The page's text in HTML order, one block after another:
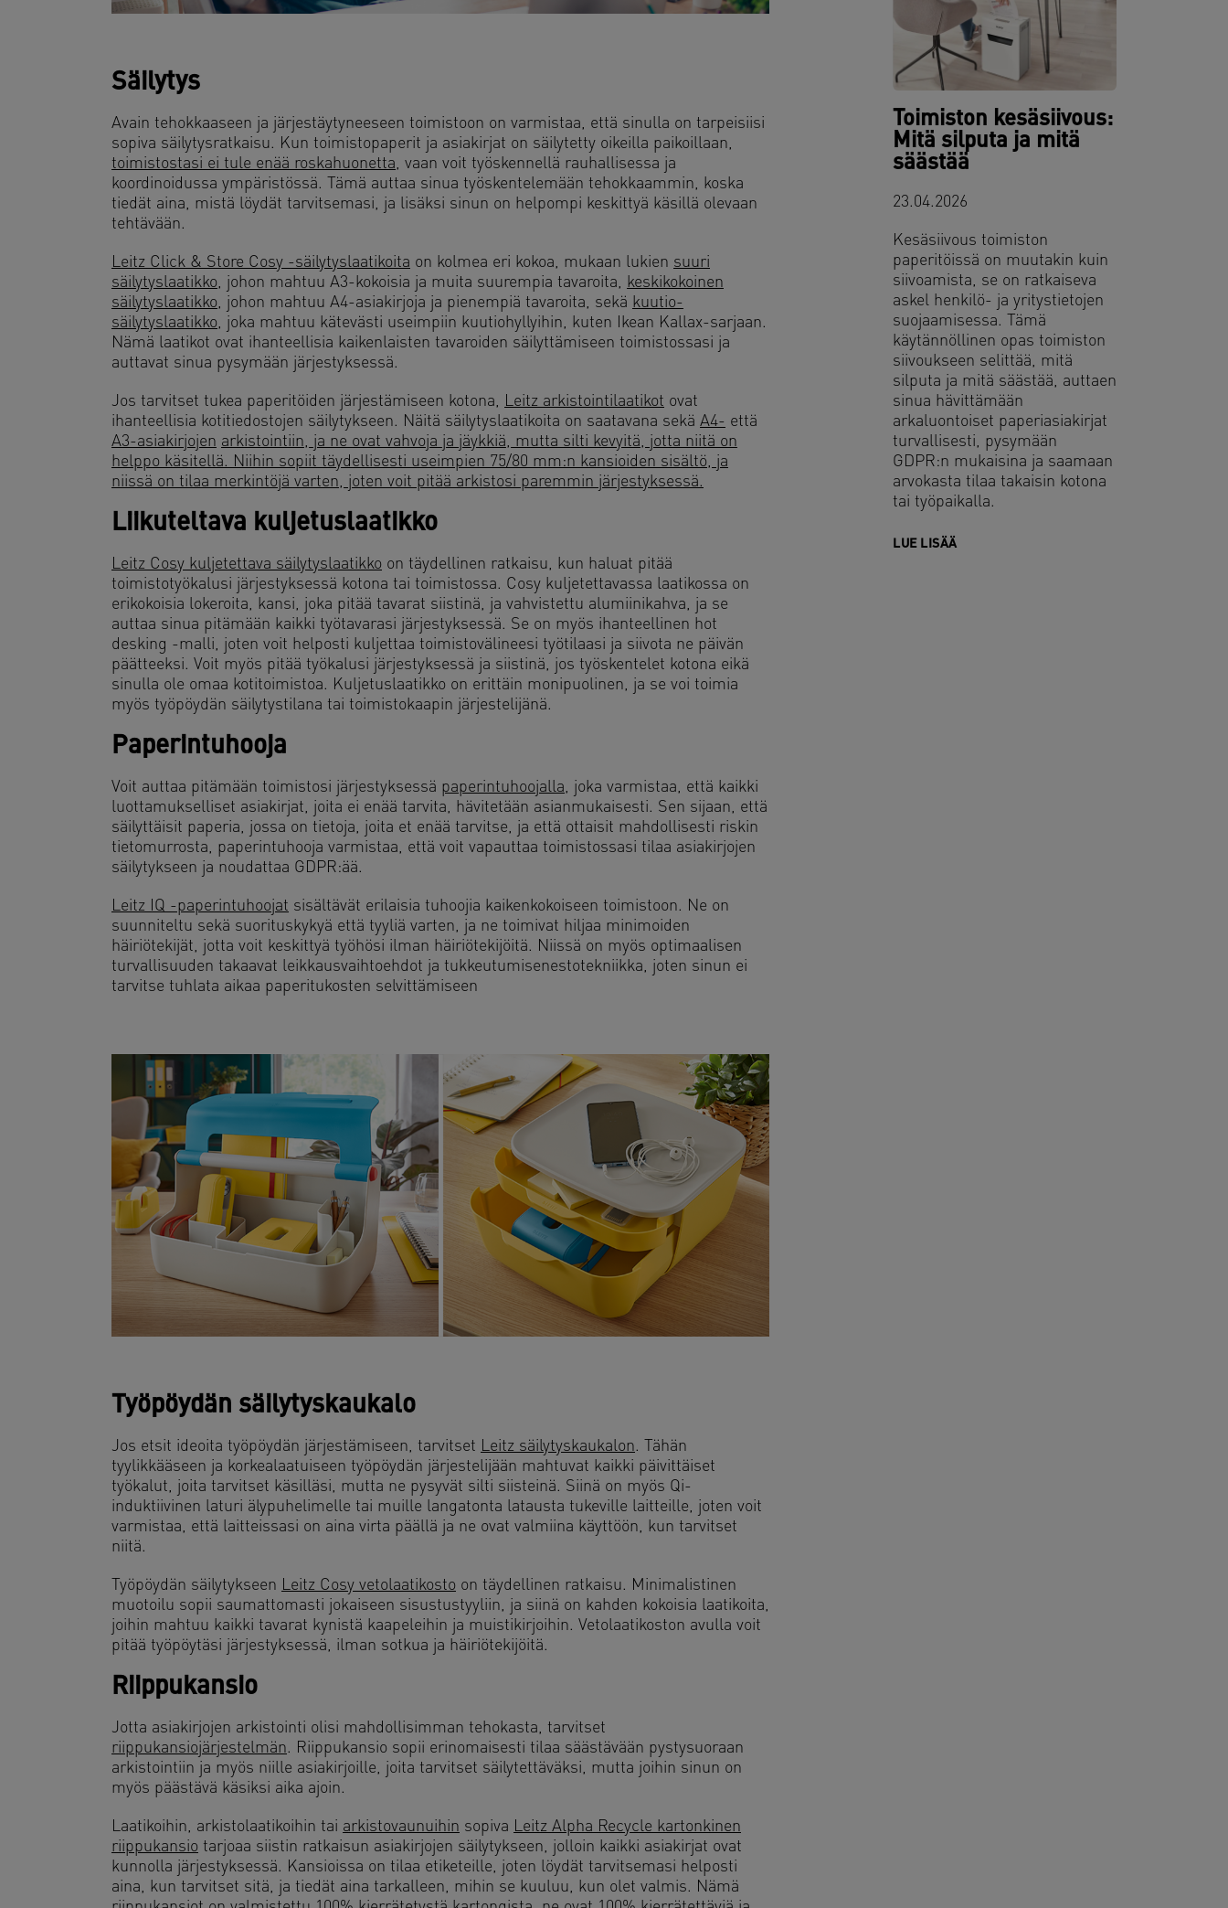
Säilytys
Avain tehokkaaseen ja järjestäytyneeseen toimistoon on varmistaa, että sinulla on tarpeisiisi
sopiva säilytysratkaisu. Kun toimistopaperit ja asiakirjat on säilytetty oikeilla paikoillaan,
toimistostasi ei tule enää roskahuonetta, vaan voit työskennellä rauhallisessa ja
koordinoidussa ympäristössä. Tämä auttaa sinua työskentelemään tehokkaammin, koska
tiedät aina, mistä löydät tarvitsemasi, ja lisäksi sinun on helpompi keskittyä käsillä olevaan
tehtävään.
Leitz Click & Store Cosy -säilytyslaatikoita on kolmea eri kokoa, mukaan lukien suuri
säilytyslaatikko, johon mahtuu A3-kokoisia ja muita suurempia tavaroita, keskikokoinen
säilytyslaatikko, johon mahtuu A4-asiakirjoja ja pienempiä tavaroita, sekä kuutio-
säilytyslaatikko, joka mahtuu kätevästi useimpiin kuutiohyllyihin, kuten Ikean Kallax-sarjaan.
Nämä laatikot ovat ihanteellisia kaikenlaisten tavaroiden säilyttämiseen toimistossasi ja
auttavat sinua pysymään järjestyksessä.
Jos tarvitset tukea paperitöiden järjestämiseen kotona, Leitz arkistointilaatikot ovat
ihanteellisia kotitiedostojen säilytykseen. Näitä säilytyslaatikoita on saatavana sekä A4- että
A3-asiakirjojen arkistointiin, ja ne ovat vahvoja ja jäykkiä, mutta silti kevyitä, jotta niitä on
helppo käsitellä. Niihin sopiit täydellisesti useimpien 75/80 mm:n kansioiden sisältö, ja
niissä on tilaa merkintöjä varten, joten voit pitää arkistosi paremmin järjestyksessä.
Liikuteltava kuljetuslaatikko
Leitz Cosy kuljetettava säilytyslaatikko on täydellinen ratkaisu, kun haluat pitää
toimistotyökalusi järjestyksessä kotona tai toimistossa. Cosy kuljetettavassa laatikossa on
erikokoisia lokeroita, kansi, joka pitää tavarat siistinä, ja vahvistettu alumiinikahva, ja se
auttaa sinua pitämään kaikki työtavarasi järjestyksessä. Se on myös ihanteellinen hot
desking -malli, joten voit helposti kuljettaa toimistovälineesi työtilaasi ja siivota ne päivän
päätteeksi. Voit myös pitää työkalusi järjestyksessä ja siistinä, jos työskentelet kotona eikä
sinulla ole omaa kotitoimistoa. Kuljetuslaatikko on erittäin monipuolinen, ja se voi toimia
myös työpöydän säilytystilana tai toimistokaapin järjestelijänä.
Paperintuhooja
Voit auttaa pitämään toimistosi järjestyksessä paperintuhoojalla, joka varmistaa, että kaikki
luottamukselliset asiakirjat, joita ei enää tarvita, hävitetään asianmukaisesti. Sen sijaan, että
säilyttäisit paperia, jossa on tietoja, joita et enää tarvitse, ja että ottaisit mahdollisesti riskin
tietomurrosta, paperintuhooja varmistaa, että voit vapauttaa toimistossasi tilaa asiakirjojen
säilytykseen ja noudattaa GDPR:ää.
Leitz IQ -paperintuhoojat sisältävät erilaisia tuhoojia kaikenkokoiseen toimistoon. Ne on
suunniteltu sekä suorituskykyä että tyyliä varten, ja ne toimivat hiljaa minimoiden
häiriötekijät, jotta voit keskittyä työhösi ilman häiriötekijöitä. Niissä on myös optimaalisen
turvallisuuden takaavat leikkausvaihtoehdot ja tukkeutumisenestotekniikka, joten sinun ei
tarvitse tuhlata aikaa paperitukosten selvittämiseen
Työpöydän säilytyskaukalo
Jos etsit ideoita työpöydän järjestämiseen, tarvitset Leitz säilytyskaukalon. Tähän
tyylikkääseen ja korkealaatuiseen työpöydän järjestelijään mahtuvat kaikki päivittäiset
työkalut, joita tarvitset käsilläsi, mutta ne pysyvät silti siisteinä. Siinä on myös Qi-
induktiivinen laturi älypuhelimelle tai muille langatonta latausta tukeville laitteille, joten voit
varmistaa, että laitteissasi on aina virta päällä ja ne ovat valmiina käyttöön, kun tarvitset
niitä.
Työpöydän säilytykseen Leitz Cosy vetolaatikosto on täydellinen ratkaisu. Minimalistinen
muotoilu sopii saumattomasti jokaiseen sisustustyyliin, ja siinä on kahden kokoisia laatikoita,
joihin mahtuu kaikki tavarat kynistä kaapeleihin ja muistikirjoihin. Vetolaatikoston avulla voit
pitää työpöytäsi järjestyksessä, ilman sotkua ja häiriötekijöitä.
Riippukansio
Jotta asiakirjojen arkistointi olisi mahdollisimman tehokasta, tarvitset
riippukansiojärjestelmän. Riippukansio sopii erinomaisesti tilaa säästävään pystysuoraan
arkistointiin ja myös niille asiakirjoille, joita tarvitset säilytettäväksi, mutta joihin sinun on
myös päästävä käsiksi aika ajoin.
Laatikoihin, arkistolaatikoihin tai arkistovaunuihin sopiva Leitz Alpha Recycle kartonkinen
riippukansio tarjoaa siistin ratkaisun asiakirjojen säilytykseen, jolloin kaikki asiakirjat ovat
kunnolla järjestyksessä. Kansioissa on tilaa etiketeille, joten löydät tarvitsemasi helposti
aina, kun tarvitset sitä, ja tiedät aina tarkalleen, mihin se kuuluu, kun olet valmis. Nämä
Toimiston kesäsiivous:
Mitä silputa ja mitä
säästää
23.04.2026
Kesäsiivous toimiston
paperitöissä on muutakin kuin
siivoamista, se on ratkaiseva
askel henkilö- ja yritystietojen
suojaamisessa. Tämä
käytännöllinen opas toimiston
siivoukseen selittää, mitä
silputa ja mitä säästää, auttaen
sinua hävittämään
arkaluontoiset paperiasiakirjat
turvallisesti, pysymään
GDPR:n mukaisina ja saamaan
arvokasta tilaa takaisin kotona
tai työpaikalla.
LUE LISÄÄ